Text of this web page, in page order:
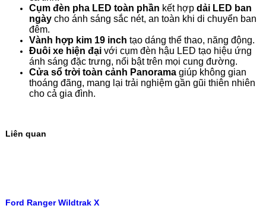
Cụm đèn pha LED toàn phần kết hợp dải LED ban
ngàycho ánh sáng sắc nét, an toàn khi di chuyển ban
đêm.
Vành hợp kim 19 inch tạo dáng thể thao, năng động.
Đuôi xe hiện đạivới cụm đèn hậu LED tạo hiệu ứng
ánh sáng đặc trưng, nổi bật trên mọi cung đường.
Cửa sổ trời toàn cảnh Panoramagiúp không gian
thoáng đãng, mang lại trải nghiệm gần gũi thiên nhiên
cho cả gia đình.
Liên quan
Ford Ranger Wildtrak X